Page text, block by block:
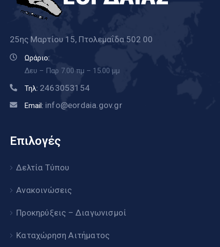
25ης Μαρτίου 15, Πτολεμαΐδα 502 00
Ωράριο:
Δευ – Παρ 7.00 πμ – 15.00 μμ
Τηλ: 2463053154
Email: info@eordaia.gov.gr
Επιλογές
Δελτία Τύπου
Ανακοινώσεις
Προκηρύξεις – Διαγωνισμοί
Καταχώρηση Αιτήματος